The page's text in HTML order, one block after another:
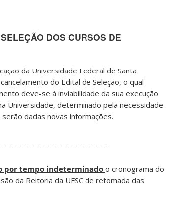
DOS CURSOS DE
da Universidade Federal de Santa
do Edital de Seleção, o qual
deve-se à inviabilidade da sua execução
Universidade, determinado pela necessidade
dadas novas informações.
por tempo indeterminadoo cronograma do
da Reitoria da UFSC de retomada das